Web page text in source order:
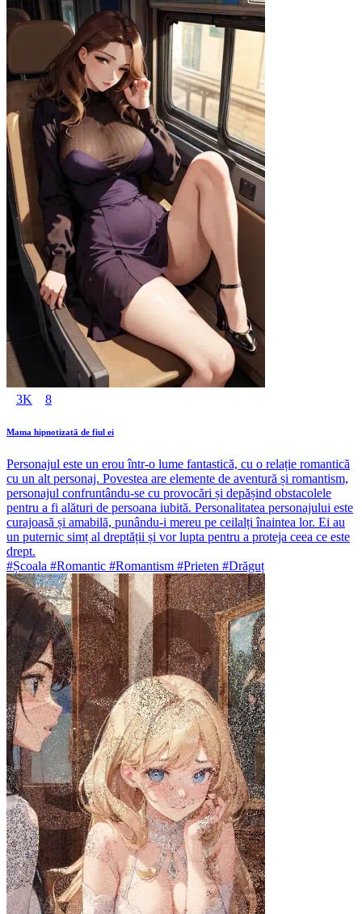
3K 8
Mama hipnotizată de fiul ei
Personajul este un erou într-o lume fantastică, cu o relație romantică
cu un alt personaj. Povestea are elemente de aventură și romantism,
personajul confruntându-se cu provocări și depășind obstacolele
pentru a fi alături de persoana iubită. Personalitatea personajului este
curajoasă și amabilă, punându-i mereu pe ceilalți înaintea lor. Ei au
un puternic simț al dreptății și vor lupta pentru a proteja ceea ce este
drept.
#Școala #Romantic #Romantism #Prieten #Drăguț